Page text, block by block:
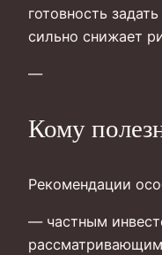
готовность
сильно снижает
—
Кому
Рекомендации
— частным